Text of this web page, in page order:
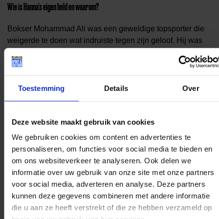
Toestemming Details Over
Deze website maakt gebruik van cookies
We gebruiken cookies om content en advertenties te
personaliseren, om functies voor social media te bieden en
om ons websiteverkeer te analyseren. Ook delen we
informatie over uw gebruik van onze site met onze partners
voor social media, adverteren en analyse. Deze partners
kunnen deze gegevens combineren met andere informatie
die u aan ze heeft verstrekt of die ze hebben verzameld op
Wie is Hanna’s eigen held en waarom?
Bokser Mohammad Ali was een geweldige topsporter die
weigerde te doen wat indruiste tegen zijn geloof. Hij was
Vietnamezen in de Vietnamoorlog. Hij zei: “Zij hebben me
nooit ‘neger’ genoemd en hebben mij nooit gelyncht.”
Amerika was woedend en Mohammad Ali verloor vier jaar
van zijn carrière, maar werd desondanks de grootste
intuïtie en geloof in wat je doet.”
Bestel het Helden stripboek en maak van jonge tekenaars helden
In het Heldenstripboek bundelden we de Helden
portrettenserie en 54 stripverhalen van 56 jonge tekenaars
(10-16jr). De tekenaars tekenden hun held en door alle
werken op te nemen in een stripboek, maken wij van de
tekenaars zelf ook een beetje helden. Doet u mee? U kunt